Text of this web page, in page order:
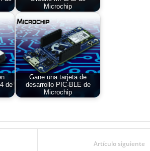
Microchip
de
Gane una tarjeta de
desarrollo PIC-BLE de
Microchip
Artículo siguiente